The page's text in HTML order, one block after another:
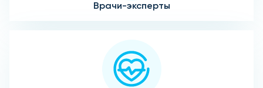
Врачи-эксперты